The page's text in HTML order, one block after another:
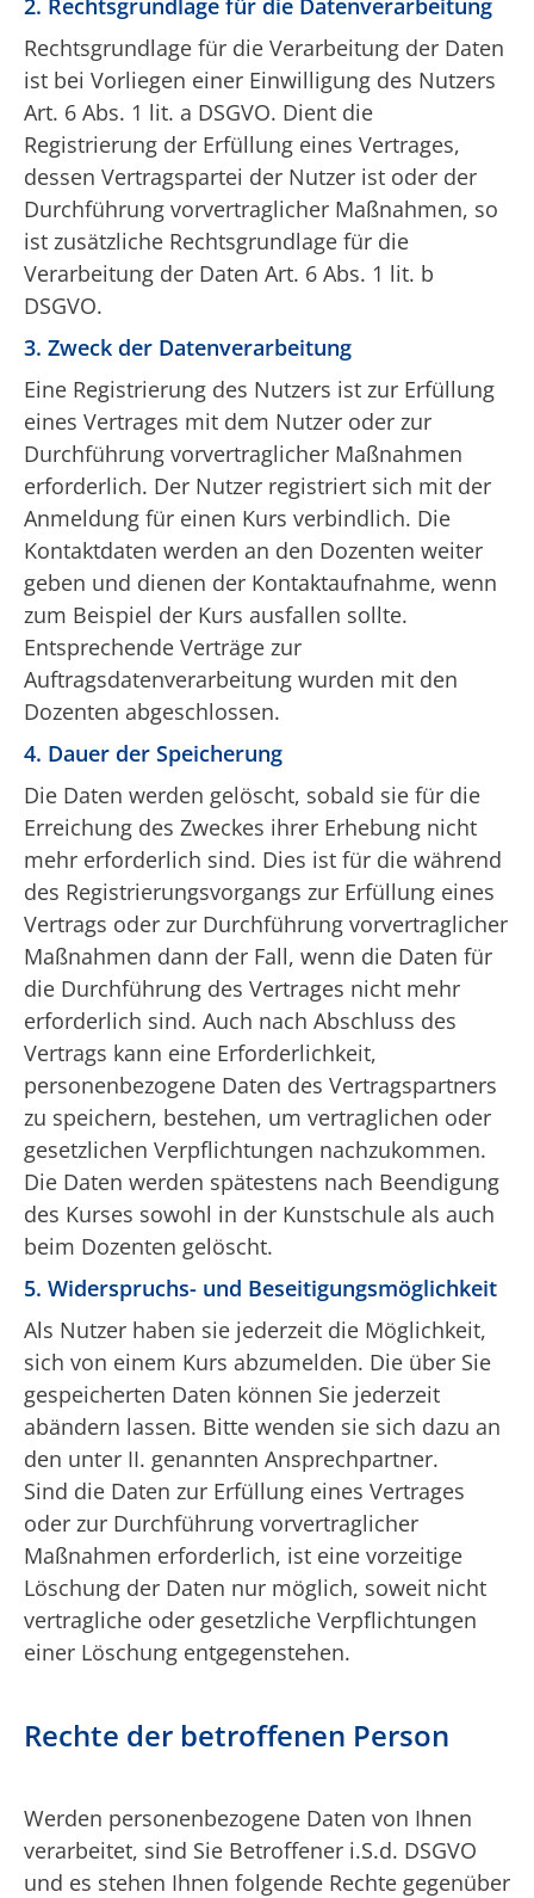
2. Rechtsgrundlage für die Datenverarbeitung
Rechtsgrundlage für die Verarbeitung der Daten
ist bei Vorliegen einer Einwilligung des Nutzers
Art. 6 Abs. 1 lit. a DSGVO. Dient die
Registrierung der Erfüllung eines Vertrages,
dessen Vertragspartei der Nutzer ist oder der
Durchführung vorvertraglicher Maßnahmen, so
ist zusätzliche Rechtsgrundlage für die
Verarbeitung der Daten Art. 6 Abs. 1 lit. b
DSGVO.
3. Zweck der Datenverarbeitung
Eine Registrierung des Nutzers ist zur Erfüllung
eines Vertrages mit dem Nutzer oder zur
Durchführung vorvertraglicher Maßnahmen
erforderlich. Der Nutzer registriert sich mit der
Anmeldung für einen Kurs verbindlich. Die
Kontaktdaten werden an den Dozenten weiter
geben und dienen der Kontaktaufnahme, wenn
zum Beispiel der Kurs ausfallen sollte.
Entsprechende Verträge zur
Auftragsdatenverarbeitung wurden mit den
Dozenten abgeschlossen.
4. Dauer der Speicherung
Die Daten werden gelöscht, sobald sie für die
Erreichung des Zweckes ihrer Erhebung nicht
mehr erforderlich sind. Dies ist für die während
des Registrierungsvorgangs zur Erfüllung eines
Vertrags oder zur Durchführung vorvertraglicher
Maßnahmen dann der Fall, wenn die Daten für
die Durchführung des Vertrages nicht mehr
erforderlich sind. Auch nach Abschluss des
Vertrags kann eine Erforderlichkeit,
personenbezogene Daten des Vertragspartners
zu speichern, bestehen, um vertraglichen oder
gesetzlichen Verpflichtungen nachzukommen.
Die Daten werden spätestens nach Beendigung
des Kurses sowohl in der Kunstschule als auch
beim Dozenten gelöscht.
5. Widerspruchs- und Beseitigungsmöglichkeit
Als Nutzer haben sie jederzeit die Möglichkeit,
sich von einem Kurs abzumelden. Die über Sie
gespeicherten Daten können Sie jederzeit
abändern lassen. Bitte wenden sie sich dazu an
den unter II. genannten Ansprechpartner.
Sind die Daten zur Erfüllung eines Vertrages
oder zur Durchführung vorvertraglicher
Maßnahmen erforderlich, ist eine vorzeitige
Löschung der Daten nur möglich, soweit nicht
vertragliche oder gesetzliche Verpflichtungen
einer Löschung entgegenstehen.
Rechte der betroffenen Person
Werden personenbezogene Daten von Ihnen
verarbeitet, sind Sie Betroffener i.S.d. DSGVO
und es stehen Ihnen folgende Rechte gegenüber